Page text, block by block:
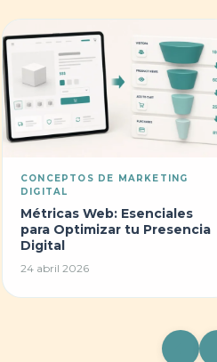
CONCEPTOS DE MARKETING
DIGITAL
Métricas Web: Esenciales
para Optimizar tu Presencia
Digital
24 abril 2026